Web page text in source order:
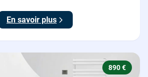
En savoir plus
890 €